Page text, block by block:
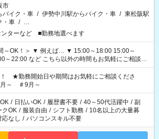
市
バイク・車 / 伊勢中川駅からバイク・車 / 東松阪駅
・車 / …
ンターなど ■勤務地選べます
… ▼ 15:00～18:00 15:00～
ちら以外の時間もお気軽にご相談く
★勤務開始日や期間はお気軽にご相談くださ
～ ＃9月～
/ 日払いOK / 履歴書不要 / 40～50代活躍中 / 副
クOK / 服装自由 / シフト勤務 / 10名以上の大量募
応なし / パソコンスキル不要